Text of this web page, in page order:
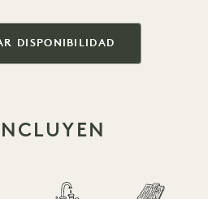
DISPONIBILIDAD